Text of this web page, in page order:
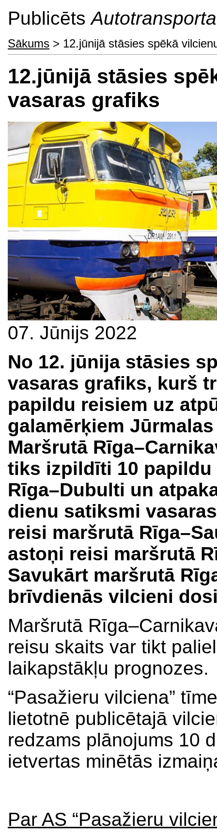
Publicēts
Sākums > 12.jūnijā stāsies spēkā
12.jūnijā stāsies
vasaras grafiks
07. Jūnijs 2022
No 12. jūnija stāsies
vasaras grafiks, kurš
papildu reisiem uz
galamērķiem
Maršrutā
tiks izpildīti 10
Rīga–Dubulti un
dienu satiksmi
reisi maršrutā
astoņi reisi maršrutā
Savukārt maršrutā
brīvdienās vilcieni
Maršrutā
reisu skaits var tikt
laikapstākļu prognozes.
“Pasažieru vilciena”
lietotnē publicētajā
redzams plānojums 10
ietvertas minētās
Par AS “Pasažieru